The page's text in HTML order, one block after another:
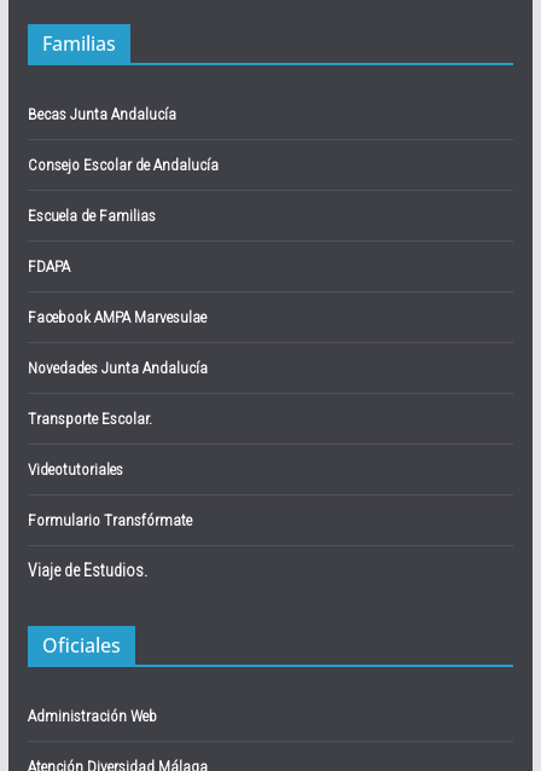
Familias
Becas Junta Andalucía
Consejo Escolar de Andalucía
Escuela de Familias
FDAPA
Facebook AMPA Marvesulae
Novedades Junta Andalucía
Transporte Escolar.
Videotutoriales
Formulario Transfórmate
Viaje de Estudios.
Oficiales
Administración Web
Atención Diversidad Málaga